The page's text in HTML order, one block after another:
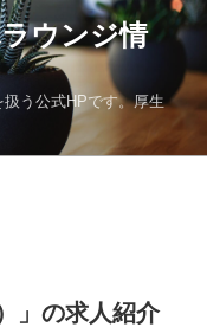
ウンジ情
う公式HPです。厚生
」の求人紹介